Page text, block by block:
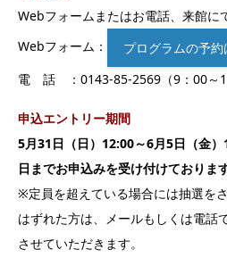
Webフォームまたはお電話、来館に
Webフォーム：
プログラムの予約
電 話 ：0143-85-2569（9：00～
申込エントリー期間
5月31日（日）12:00～6月5日（金
日までお申込みを受け付けておりま
※定員を超えている場合には抽選を
はずれた方は、メールもしくは電話
させていただきます。